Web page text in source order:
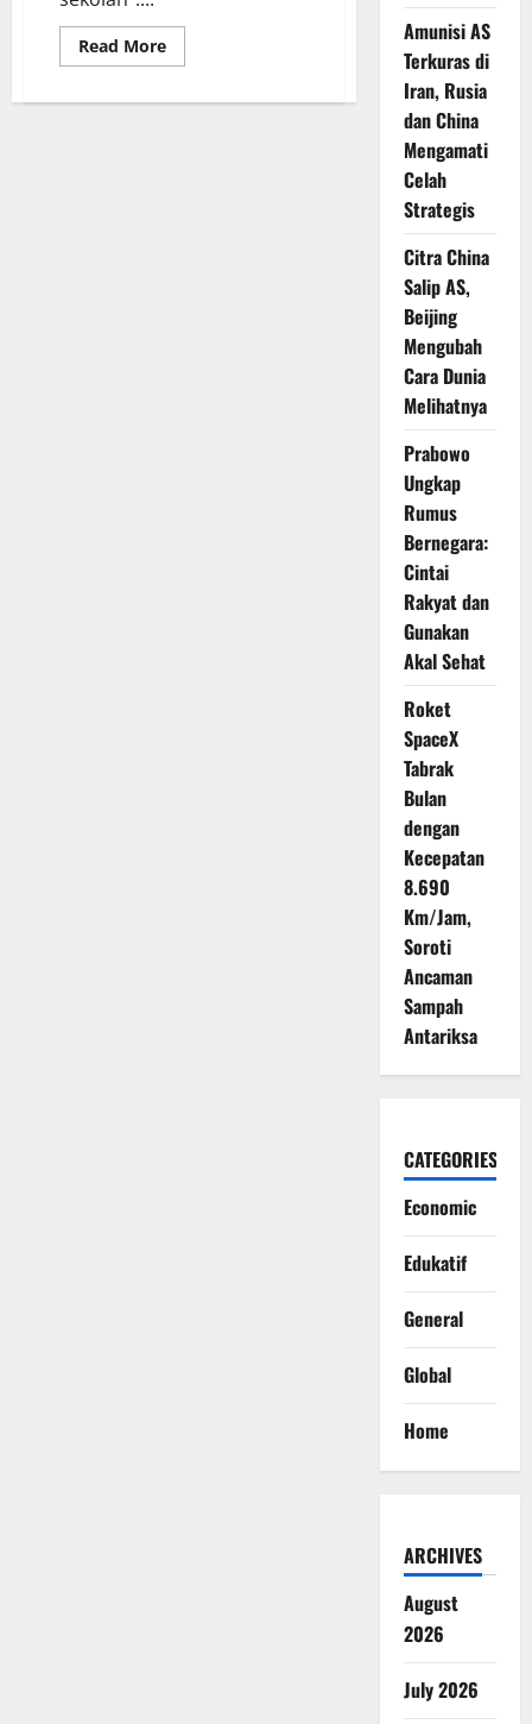
Read MoreRead
more
Anak
Amunisi AS
Terkuras di
Iran, Rusia
dan China
Mengamati
Celah
Strategis
Citra China
Salip AS,
Beijing
Mengubah
Cara Dunia
Melihatnya
Prabowo
Ungkap
Rumus
Bernegara:
Cintai
Rakyat dan
Gunakan
Akal Sehat
Roket
SpaceX
Tabrak
Bulan
dengan
Kecepatan
8.690
Km/Jam,
Soroti
Ancaman
Sampah
Antariksa
CATEGORIES
Economic
Edukatif
General
Global
Home
ARCHIVES
August
2026
July 2026